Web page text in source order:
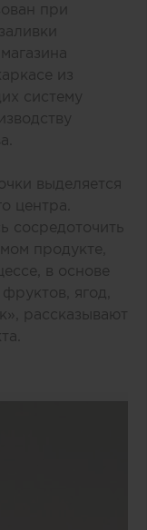
при
из
систему
выделяется
центра.
сосредоточить
продукте,
в основе
ягод,
рассказывают